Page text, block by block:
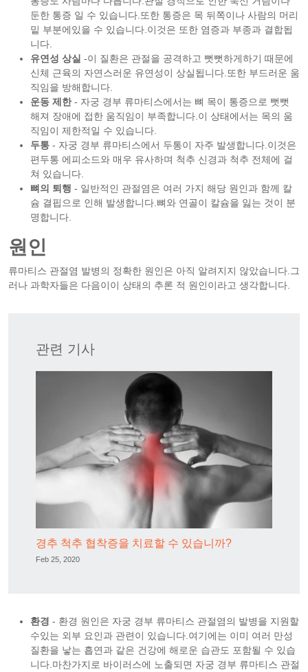
둔한 통증 일 수 있습니다.또한 통증은 목 뒤쪽이나 사람의 머리
밑 부분에있을 수 있습니다.이것은 또한 염증과 부종과 결합됩
니다.
유연성 상실 -이 질환은 관절을 공격하고 뻣뻣하게하기 때문에
신체 근육의 자연스러운 유연성이 상실됩니다.또한 부드러운 움
직임을 방해합니다.
운동 제한- 자궁 경부 류마티스에서는 뼈 목이 통증으로 뻣뻣
해져 장애에 접한 움직임이 부족합니다.이 상태에서는 목의 움
직임이 제한적일 수 있습니다.
두통 - 자궁 경부 류마티스에서 두통이 자주 발생합니다.이것은
편두통 에피소드와 매우 유사하며 척추 신경과 척추 전체에 걸
쳐 있습니다.
뼈의 퇴행 - 일반적인 관절염은 여러 가지 해당 원인과 함께 칼
슘 결핍으로 인해 발생합니다.뼈와 연골이 칼슘을 잃는 것이 분
명합니다.
원인
류마티스 관절염 발병의 정확한 원인은 아직 알려지지 않았습니다.그
러나 과학자들은 다음이이 상태의 추론 적 원인이라고 생각합니다.
관련 기사
경추 척추 협착증을 치료할 수 있습니까?
Feb 25, 2020
환경 - 환경 원인은 자궁 경부 류마티스 관절염의 발병을 지원할
수있는 외부 요인과 관련이 있습니다.여기에는 이미 여러 만성
질환을 낳는 흡연과 같은 건강에 해로운 습관도 포함될 수 있습
니다.마찬가지로 바이러스에 노출되면 자궁 경부 류마티스 관절